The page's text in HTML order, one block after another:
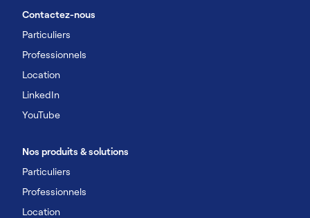
Contactez-nous
Particuliers
Professionnels
Location
LinkedIn
YouTube
Nos produits & solutions
Particuliers
Professionnels
Location